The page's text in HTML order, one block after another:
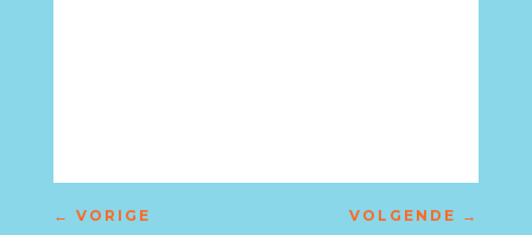
← VORIGE VOLGENDE →